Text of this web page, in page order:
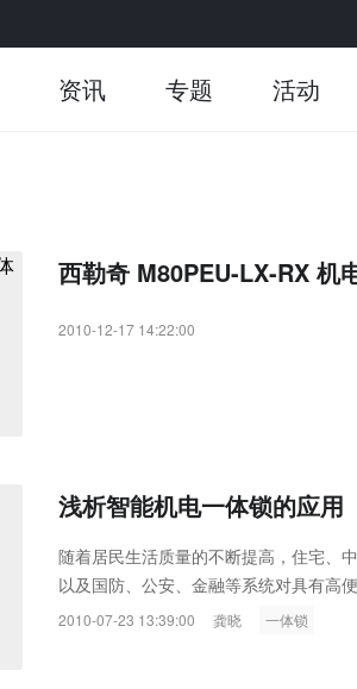
资讯 专题 活动
西勒奇 M80PEU-LX-RX 机
2010-12-17 14:22:00
浅析智能机电一体锁的应用
随着居民生活质量的不断提高，住宅、
以及国防、公安、金融等系统对具有高
机场、车站等公共场所的通道控制系统也
2010-07-23 13:39:00 龚晓 一体锁
Raythink燧石技术：以红外技术
空经济时代的智能安防新生态